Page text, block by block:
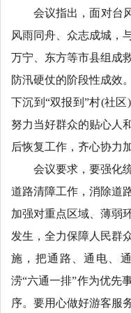
会议指出，面对台
风雨同舟、众志成城，
万宁、东方等市县组成
防汛硬仗的阶段性成效
下沉到“双报到”村(社
努力当好群众的贴心人
后恢复工作，齐心协力
会议要求，要强化
道路清障工作，消除道
加强对重点区域、薄弱
发生，全力保障人民群
施，把通路、通电、
涝“六通一排”作为优先
序。要用心做好游客服